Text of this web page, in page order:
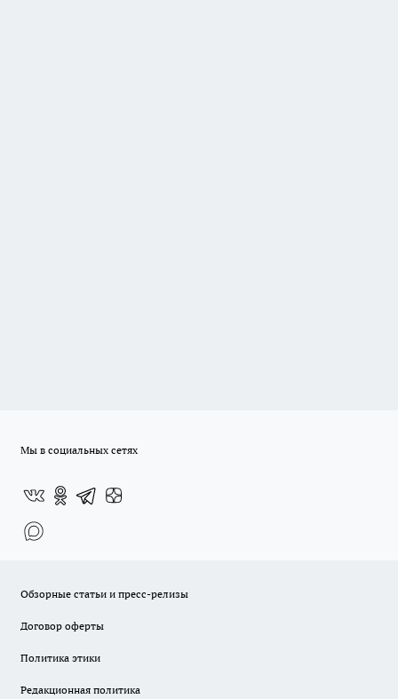
Мы в социальных сетях
Обзорные статьи и пресс-релизы
Договор оферты
Политика этики
Редакционная политика